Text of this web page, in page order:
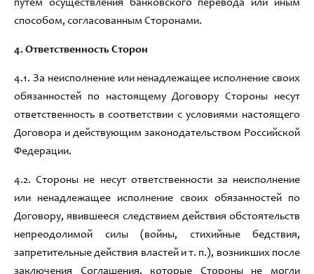
путем осуществления банковского перевода или иным
способом, согласованным Сторонами.
4.Ответственность Сторон
4.1. За неисполнение или ненадлежащее исполнение своих
обязанностей по настоящему Договору Стороны несут
ответственность в соответствии с условиями настоящего
Договора и действующим законодательством Российской
Федерации.
4.2. Стороны не несут ответственности за неисполнение
или ненадлежащее исполнение своих обязанностей по
Договору, явившееся следствием действия обстоятельств
непреодолимой силы (войны, стихийные бедствия,
запретительные действия властей и т. п.), возникших после
заключения Соглашения, которые Стороны не могли